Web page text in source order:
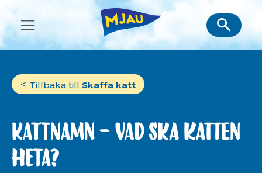
to
content
Tillbaka till Skaffa katt
Kattnamn – vad ska katten
heta?